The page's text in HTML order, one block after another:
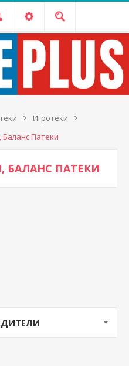
Игротеки
Баланс Патеки
БАЛАНС ПАТЕКИ